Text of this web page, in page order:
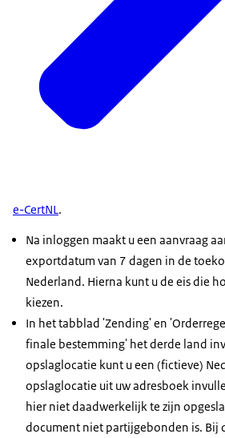
e-CertNL.
Na inloggen maakt u een aanvraag
exportdatum van 7 dagen in de
Nederland. Hierna kunt u de eis die
kiezen.
In het tabblad 'Zending' en
finale bestemming' het derde land
opslaglocatie kunt u een (fictieve)
opslaglocatie uit uw adresboek
hier niet daadwerkelijk te zijn
document niet partijgebonden is. Bij